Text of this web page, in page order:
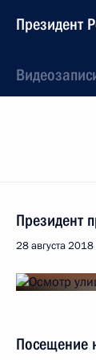
Президент
Президент
28 августа 2018
Посещение